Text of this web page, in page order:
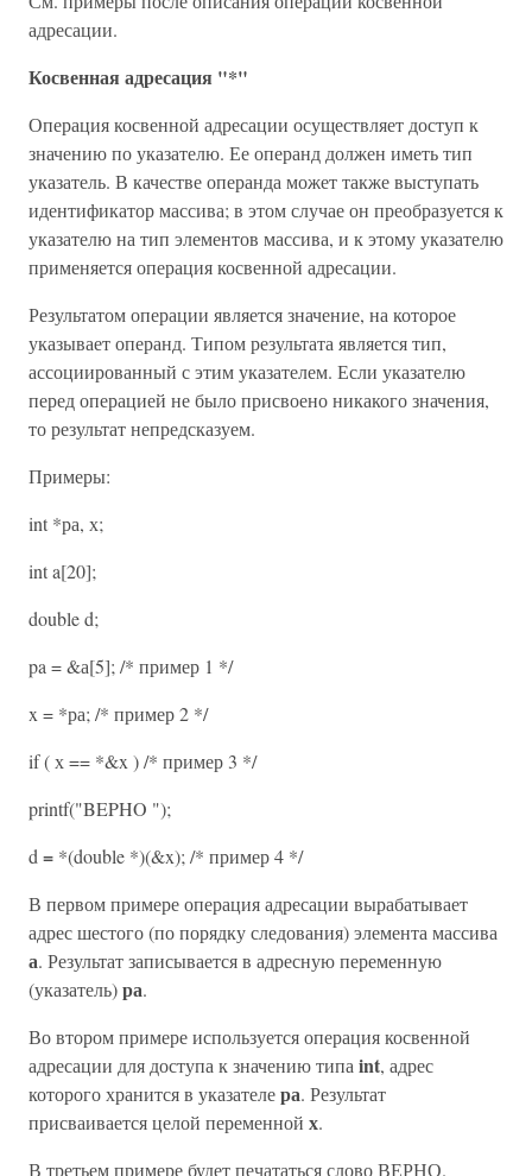
адресации.
Косвенная адресация "*"
Операция косвенной адресации осуществляет доступ к
значению по указателю. Ее операнд должен иметь тип
указатель. В качестве операнда может также выступать
идентификатор массива; в этом случае он преобразуется к
указателю на тип элементов массива, и к этому указателю
применяется операция косвенной адресации.
Результатом операции является значение, на которое
указывает операнд. Типом результата является тип,
ассоциированный с этим указателем. Если указателю
перед операцией не было присвоено никакого значения,
то результат непредсказуем.
Примеры:
int *ра, х;
int a[20];
double d;
pa = &а[5]; /* пример 1 */
x = *ра; /* пример 2 */
if ( х == *&x ) /* пример 3 */
printf("BEPHO ");
d = *(double *)(&x); /* пример 4 */
В первом примере операция адресации вырабатывает
адрес шестого (по порядку следования) элемента массива
а. Результат записывается в адресную переменную
(указатель)ра.
Во втором примере используется операция косвенной
адресации для доступа к значению типа int, адрес
которого хранится в указателера. Результат
присваивается целой переменной х.
В третьем примере будет печататься слово ВЕРНО.